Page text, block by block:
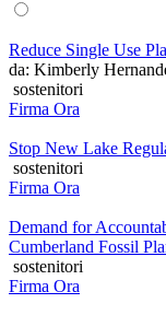
Reduce Single Use
da: Kimberly
sostenitori
Firma Ora
Stop New Lake
sostenitori
Firma Ora
Demand for
Cumberland Fossil
sostenitori
Firma Ora